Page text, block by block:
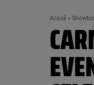
Acasă » Showbiz